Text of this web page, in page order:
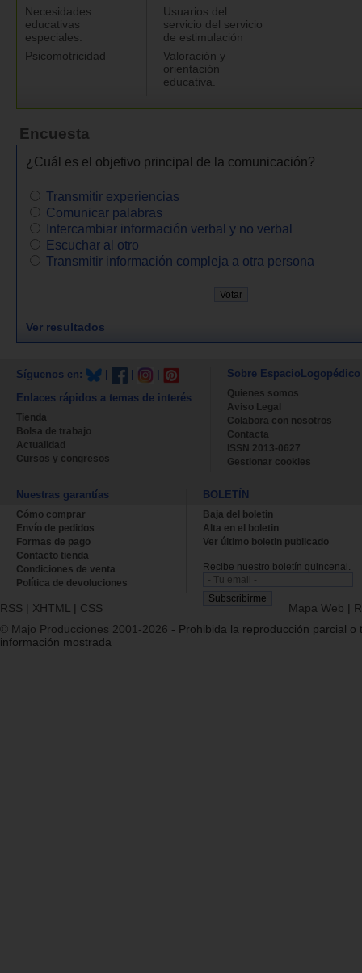
Necesidades
educativas
especiales.
Psicomotricidad
Usuarios del
servicio del servicio
de estimulación
Valoración y
orientación
educativa.
Encuesta
¿Cuál es el objetivo principal de la comunicación?
Transmitir experiencias
Comunicar palabras
Intercambiar información verbal y no verbal
Escuchar al otro
Transmitir información compleja a otra persona
Ver resultados
Síguenos en:
Enlaces rápidos a temas de interés
Tienda
Bolsa de trabajo
Actualidad
Cursos y congresos
Sobre EspacioLogopédico
Quienes somos
Aviso Legal
Colabora con nosotros
Contacta
ISSN 2013-0627
Gestionar cookies
Nuestras garantías
Cómo comprar
Envío de pedidos
Formas de pago
Contacto tienda
Condiciones de venta
Política de devoluciones
BOLETÍN
Baja del boletin
Alta en el boletin
Ver último boletin publicado
Recibe nuestro boletín quincenal.
RSS | XHTML | CSS Mapa Web |
© Majo Producciones 2001-2026 - Prohibida la reproducción parcial o
información mostrada